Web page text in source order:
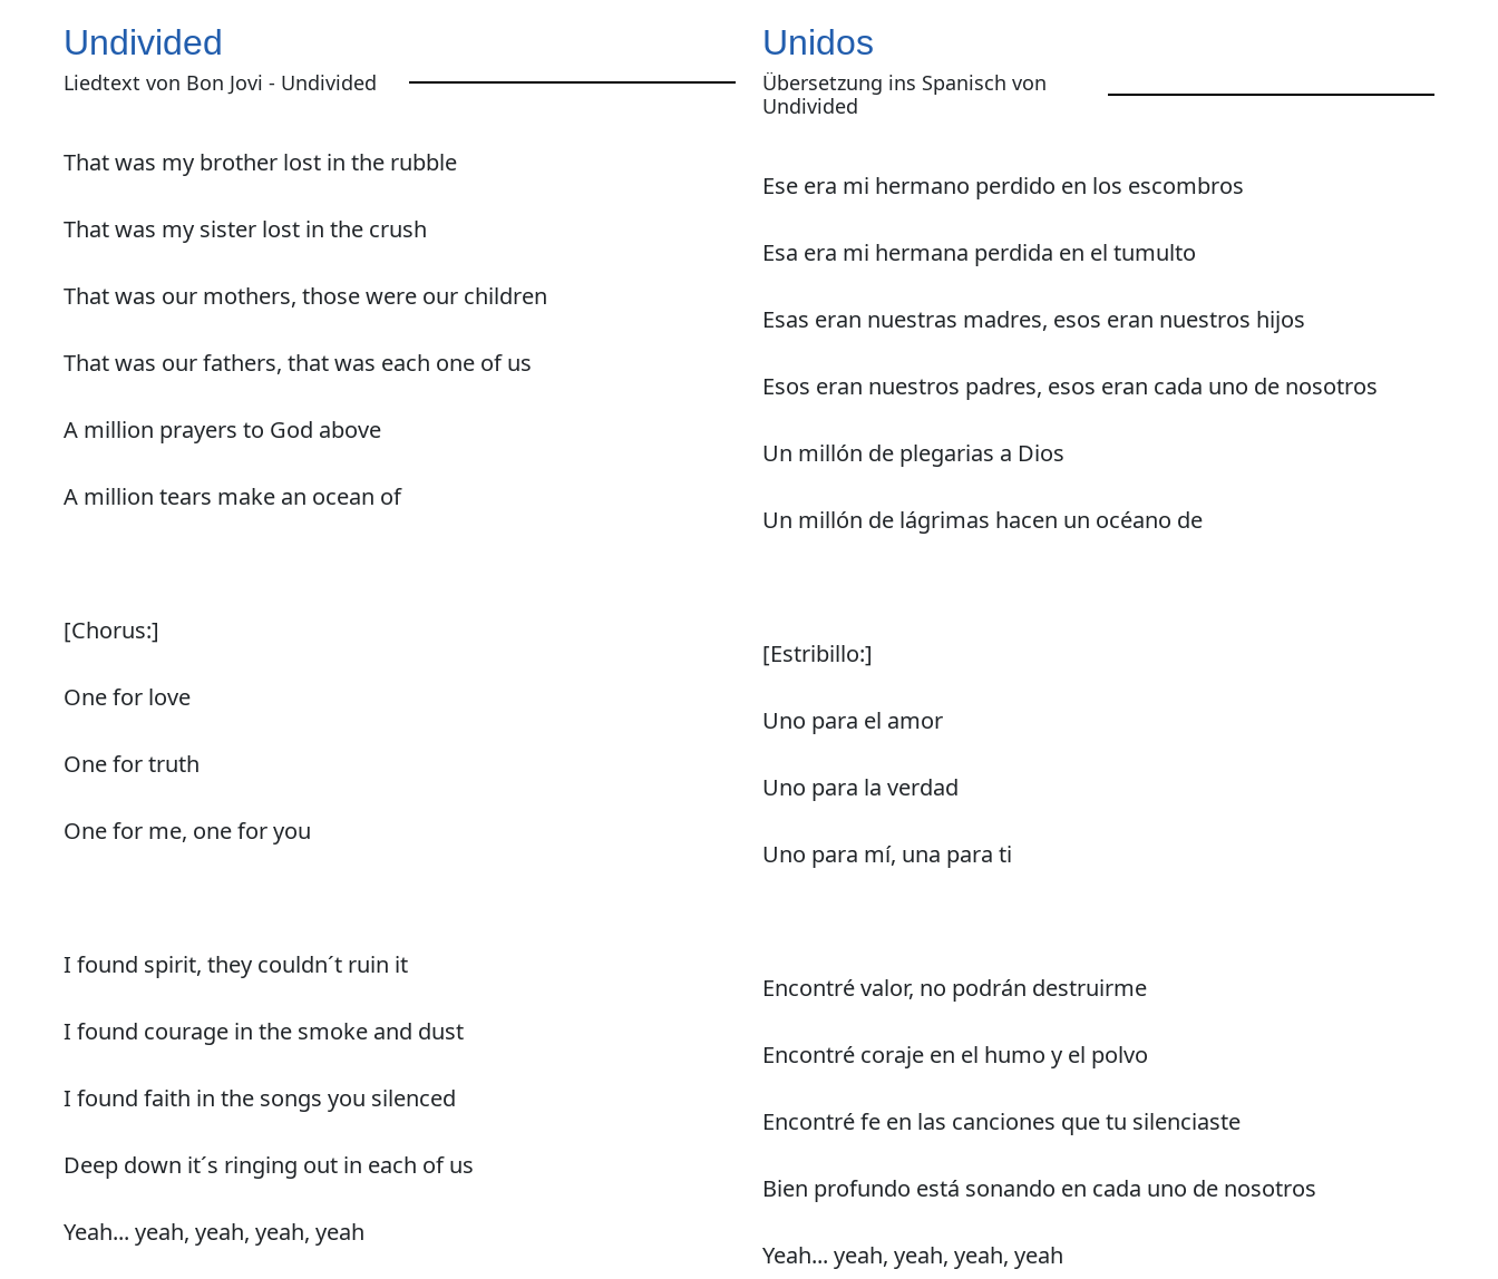
Undivided
Liedtext von Bon Jovi - Undivided
That was my brother lost in the rubble
That was my sister lost in the crush
That was our mothers, those were our children
That was our fathers, that was each one of us
A million prayers to God above
A million tears make an ocean of
[Chorus:]
One for love
One for truth
One for me, one for you
I found spirit, they couldn´t ruin it
I found courage in the smoke and dust
I found faith in the songs you silenced
Deep down it´s ringing out in each of us
Yeah... yeah, yeah, yeah, yeah
Unidos
Übersetzung ins Spanisch von
Undivided
Ese era mi hermano perdido en los escombros
Esa era mi hermana perdida en el tumulto
Esas eran nuestras madres, esos eran nuestros hijos
Esos eran nuestros padres, esos eran cada uno de nosotros
Un millón de plegarias a Dios
Un millón de lágrimas hacen un océano de
[Estribillo:]
Uno para el amor
Uno para la verdad
Uno para mí, una para ti
Encontré valor, no podrán destruirme
Encontré coraje en el humo y el polvo
Encontré fe en las canciones que tu silenciaste
Bien profundo está sonando en cada uno de nosotros
Yeah... yeah, yeah, yeah, yeah